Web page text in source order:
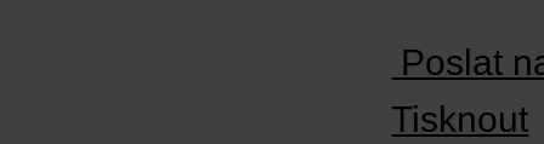
Poslat
Tisknout